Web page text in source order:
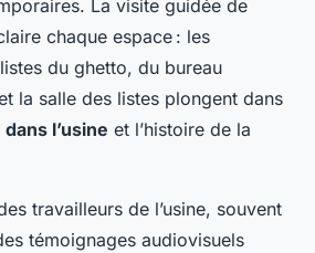
La visite guidée de
chaque espace : les
du ghetto, du bureau
la salle des listes plongent dans
l’usine et l’histoire de la
travailleurs de l’usine, souvent
témoignages audiovisuels